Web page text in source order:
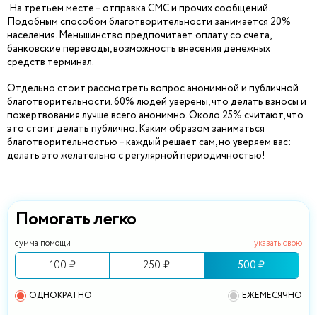
Помогать легко
сумма помощи указать свою
100 ₽ 250 ₽ 500 ₽
ОДНОКРАТНО ЕЖЕМЕСЯЧНО
На третьем месте – отправка СМС и прочих сообщений.
Подобным способом благотворительности занимается 20%
населения. Меньшинство предпочитает оплату со счета,
банковские переводы, возможность внесения денежных
средств терминал.
Отдельно стоит рассмотреть вопрос анонимной и публичной
благотворительности. 60% людей уверены, что делать взносы и
пожертвования лучше всего анонимно. Около 25% считают, что
это стоит делать публично. Каким образом заниматься
благотворительностью – каждый решает сам, но уверяем вас:
делать это желательно с регулярной периодичностью!